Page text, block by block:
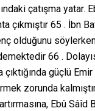
çatışma yatar.
çıkmıştır 65 . İbn
olduğunu
66 .
çıktığında güçlü
zorunda
Ebû Sâîd